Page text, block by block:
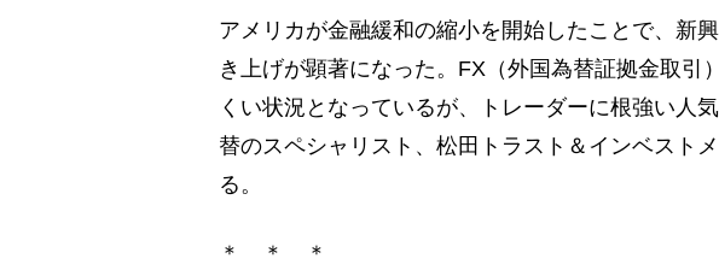
アメリカが金融緩和の縮小を開始したことで、新
き上げが顕著になった。FX（外国為替証拠金取引
くい状況となっているが、トレーダーに根強い人
替のスペシャリスト、松田トラスト＆インベスト
る。
＊ ＊ ＊